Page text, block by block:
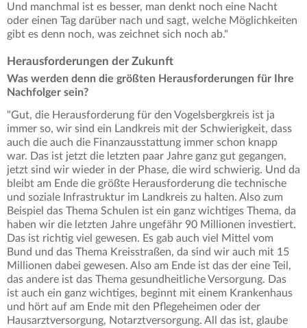
Und manchmal ist es besser, man denkt noch eine Nacht
oder einen Tag darüber nach und sagt, welche Möglichkeiten
gibt es denn noch, was zeichnet sich noch ab."
Herausforderungen der Zukunft
Was werden denn die größten Herausforderungen für Ihre
Nachfolger sein?
"Gut, die Herausforderung für den Vogelsbergkreis ist ja
immer so, wir sind ein Landkreis mit der Schwierigkeit, dass
auch die auch die Finanzausstattung immer schon knapp
war. Das ist jetzt die letzten paar Jahre ganz gut gegangen,
jetzt sind wir wieder in der Phase, die wird schwierig. Und da
bleibt am Ende die größte Herausforderung die technische
und soziale Infrastruktur im Landkreis zu halten. Also zum
Beispiel das Thema Schulen ist ein ganz wichtiges Thema, da
haben wir die letzten Jahre ungefähr 90 Millionen investiert.
Das ist richtig viel gewesen. Es gab auch viel Mittel vom
Bund und das Thema Kreisstraßen, da sind wir auch mit 15
Millionen dabei gewesen. Also am Ende ist das der eine Teil,
das andere ist das Thema gesundheitliche Versorgung. Das
ist auch ein ganz wichtiges, beginnt mit einem Krankenhaus
und hört auf am Ende mit den Pflegeheimen oder der
Hausarztversorgung, Notarztversorgung. All das ist, glaube